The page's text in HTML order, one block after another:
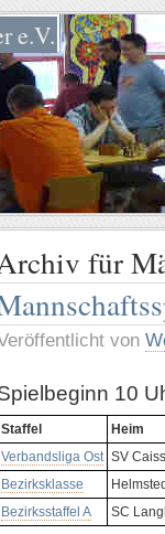
e.V.
für
von
10
Staffel
Heim
Verbandsliga Ost SV
Bezirksklasse
Bezirksstaffel A
SC